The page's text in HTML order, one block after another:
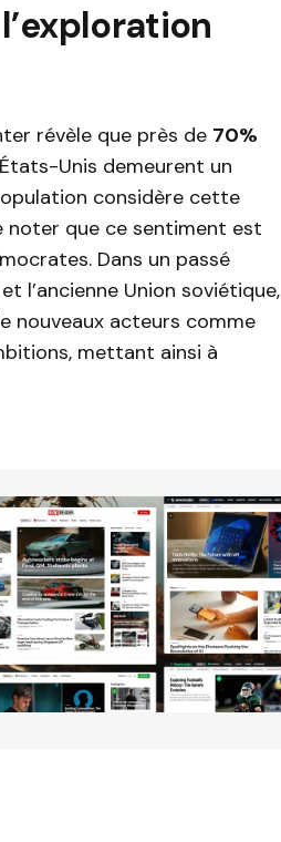
révèle que près de 70%
Unis demeurent un
considère cette
noter que ce sentiment est
Dans un passé
l’ancienne Union soviétique,
nouveaux acteurs comme
mettant ainsi à